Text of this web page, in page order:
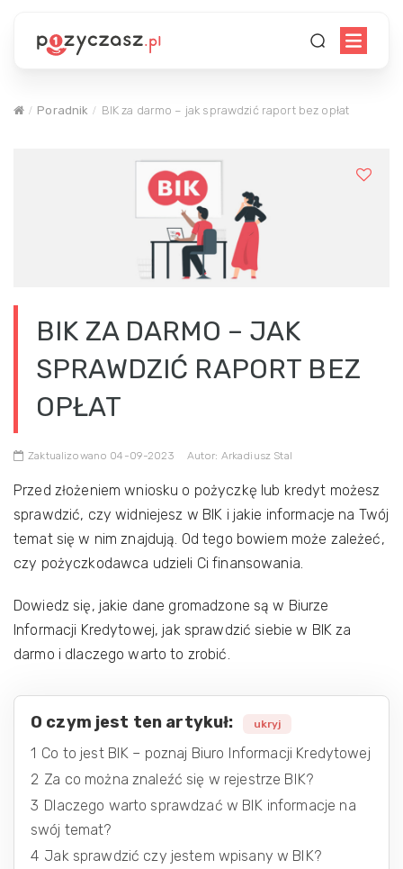
Poradnik BIK za darmo – jak sprawdzić raport bez opłat
BIK ZA DARMO – JAK
SPRAWDZIĆ RAPORT BEZ
OPŁAT
Zaktualizowano 04-09-2023 Autor: Arkadiusz Stal
Przed złożeniem wniosku o pożyczkę lub kredyt możesz
sprawdzić, czy widniejesz w BIK i jakie informacje na Twój
temat się w nim znajdują. Od tego bowiem może zależeć,
czy pożyczkodawca udzieli Ci finansowania.
Dowiedz się, jakie dane gromadzone są w Biurze
Informacji Kredytowej, jak sprawdzić siebie w BIK za
darmo i dlaczego warto to zrobić.
O czym jest ten artykuł: ukryj
1 Co to jest BIK – poznaj Biuro Informacji Kredytowej
2 Za co można znaleźć się w rejestrze BIK?
3 Dlaczego warto sprawdzać w BIK informacje na
swój temat?
4 Jak sprawdzić czy jestem wpisany w BIK?